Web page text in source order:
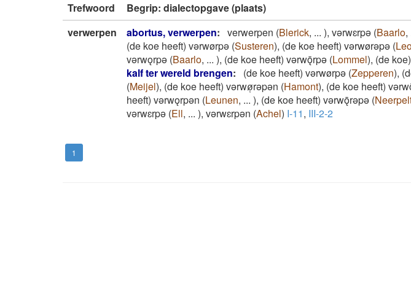
Trefwoord Begrip: dialectopgave (plaats)
verwerpen
abortus, verwerpen: verwerpen (Blerick, ... ), vǝrwɛrpǝ (Baarlo,
(de koe heeft) vǝrwørpǝ (Susteren), (de koe heeft) vǝrwørǝpǝ (
vǝrwǫrpǝ (Baarlo, ... ), (de koe heeft) vǝrwǭrpǝ (Lommel), (de
kalf ter wereld brengen: (de koe heeft) vǝrwørpǝ (Zepperen),
(Meijel), (de koe heeft) vǝrwø̜rǝpǝn (Hamont), (de koe heeft)
heeft) vǝrwǫrpǝn (Leunen, ... ), (de koe heeft) vǝrwǭrǝpǝ (
vǝrwɛrpǝ (Ell, ... ), vǝrwɛrpǝn (Achel) I-11, III-2-2
1